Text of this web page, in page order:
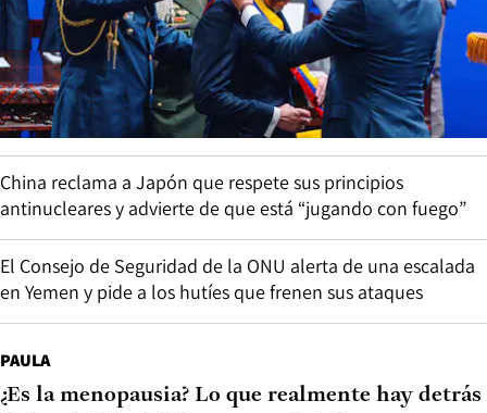
China reclama a Japón que respete sus principios
antinucleares y advierte de que está “jugando con fuego”
El Consejo de Seguridad de la ONU alerta de una escalada
en Yemen y pide a los hutíes que frenen sus ataques
PAULA
¿Es la menopausia? Lo que realmente hay detrás